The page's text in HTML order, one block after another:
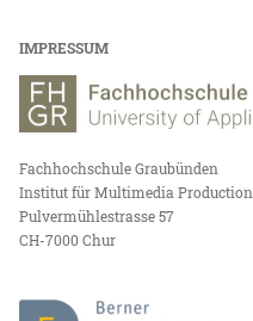
IMPRESSUM
Fachhochschule Graubünden
Institut für Multimedia Production
Pulvermühlestrasse 57
CH-7000 Chur